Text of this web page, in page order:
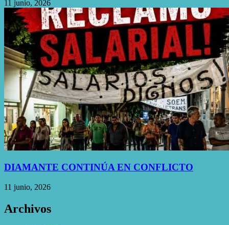
11 junio, 2026
DIAMANTE CONTINÚA EN CONFLICTO
11 junio, 2026
Archivos